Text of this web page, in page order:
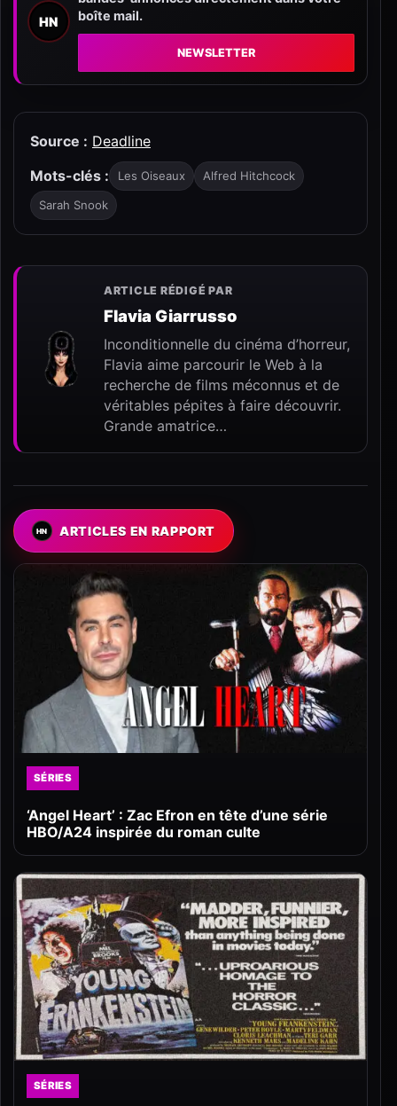
HN
boîte mail.
NEWSLETTER
Source : Deadline
Mots-clés :
Les Oiseaux Alfred Hitchcock
Sarah Snook
ARTICLE RÉDIGÉ PAR
Flavia Giarrusso
Inconditionnelle du cinéma d’horreur,
Flavia aime parcourir le Web à la
recherche de films méconnus et de
véritables pépites à faire découvrir.
Grande amatrice…
ARTICLES EN RAPPORT
SÉRIES
‘Angel Heart’ : Zac Efron en tête d’une série
HBO/A24 inspirée du roman culte
SÉRIES